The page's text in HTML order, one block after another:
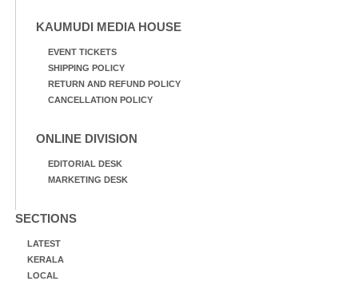
KAUMUDI MEDIA HOUSE
EVENT TICKETS
SHIPPING POLICY
RETURN AND REFUND POLICY
CANCELLATION POLICY
ONLINE DIVISION
EDITORIAL DESK
MARKETING DESK
SECTIONS
LATEST
KERALA
LOCAL